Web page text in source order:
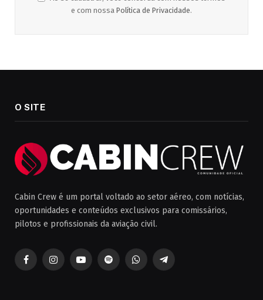
e com nossa Política de Privacidade.
O SITE
Cabin Crew é um portal voltado ao setor aéreo, com notícias,
oportunidades e conteúdos exclusivos para comissários,
pilotos e profissionais da aviação civil.
FacebookInstagramYouTubeSpotifyWhatsAppTelegrama